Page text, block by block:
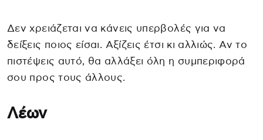
Δεν χρειάζεται να κάνεις υπερβολές για να
δείξεις ποιος είσαι. Αξίζεις έτσι κι αλλιώς. Αν το
πιστέψεις αυτό, θα αλλάξει όλη η συμπεριφορά
σου προς τους άλλους.
Λέων